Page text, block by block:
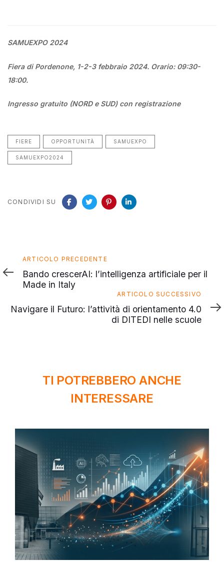
SAMUEXPO 2024
Fiera di Pordenone, 1-2-3 febbraio 2024. Orario: 09:30-
18:00.
Ingresso gratuito (NORD e SUD) con registrazione
FIERE OPPORTUNITÀ SAMUEXPO
SAMUEXPO2024
CONDIVIDI SU
Articolo
precedente
ARTICOLO PRECEDENTE
Bando crescerAI: l’intelligenza artificiale per il
Made in Italy
successivo
ARTICOLO SUCCESSIVO
Navigare il Futuro: l’attività di orientamento 4.0
di DITEDI nelle scuole
TI POTREBBERO ANCHE
INTERESSARE